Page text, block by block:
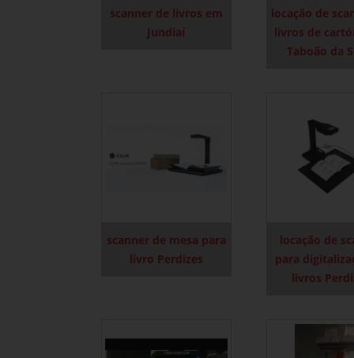
scanner de livros em
Jundiaí
locação de
livros de
Taboão da
scanner de mesa para
livro Perdizes
locação de
para
livros